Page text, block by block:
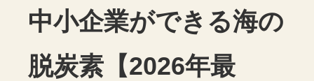
中小企業ができる海の
脱炭素【2026年最